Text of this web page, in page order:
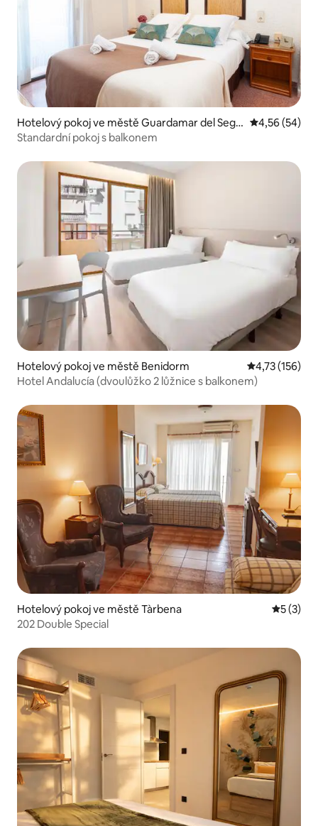
Hotelový pokoj ve městě Guardamar del Segu
ra
Průměrné
4,56 (54)
Standardní pokoj s balkonem
Hotelový pokoj ve městě Benidorm Průměrné
4,73 (156)
Hotel Andalucía (dvoulůžko 2 lůžnice s balkonem)
Hotelový pokoj ve městě Tàrbena
5 (3)
202 Double Special